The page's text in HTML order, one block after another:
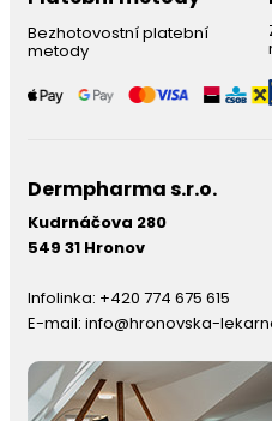
Bezhotovostní platební
metody
Dermpharma s.r.o.
Kudrnáčova 280
549 31 Hronov
Infolinka: +420 774 675 615
E-mail: info@hronovska-